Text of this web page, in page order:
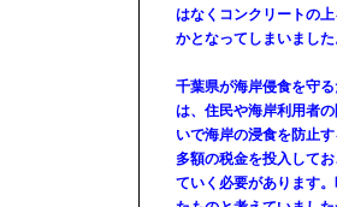
はなくコンクリートの
かとなってしまいました
千葉県が海岸侵食を守
は、住民や海岸利用者
いで海岸の浸食を防止
多額の税金を投入して
ていく必要があります